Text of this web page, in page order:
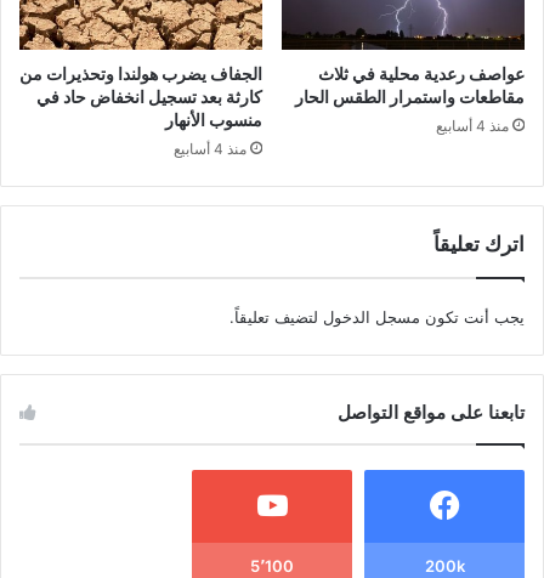
عواصف رعدية محلية في ثلاث
مقاطعات واستمرار الطقس الحار
منذ 4 أسابيع
الجفاف يضرب هولندا وتحذيرات من
كارثة بعد تسجيل انخفاض حاد في
منسوب الأنهار
منذ 4 أسابيع
اترك تعليقاً
يجب أنت تكون مسجل الدخول لتضيف تعليقاً.
تابعنا على مواقع التواصل
200k 5٬100